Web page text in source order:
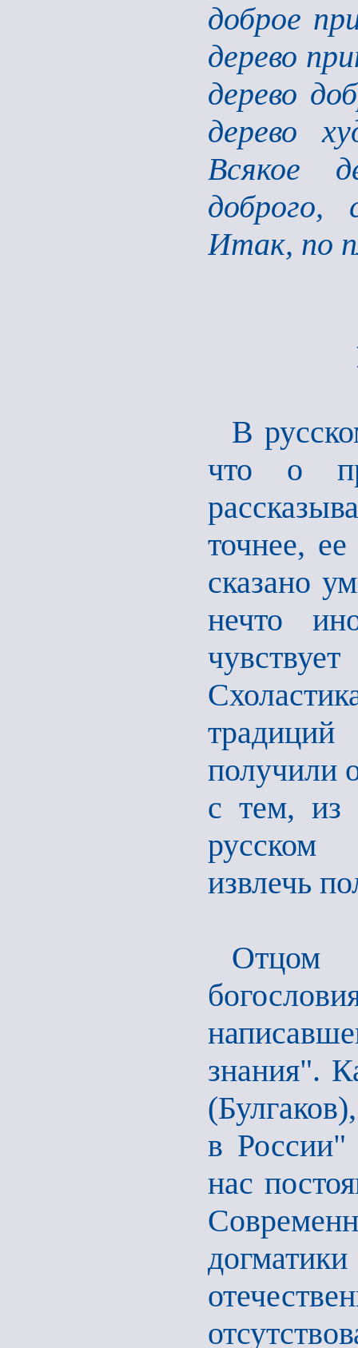
доброе
дерево
дерево
дерево
Всякое
Итак, по
В
что о
точнее,
сказано
нечто
получили
с тем, из
русском
извлечь
Отцом
знания".
в России"
нас